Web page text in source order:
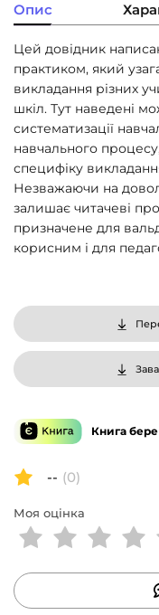
Опис
Цей довідник
практиком, який
викладання різних
шкіл. Тут наведені
систематизації
навчального
специфіку
Незважаючи на
залишає читачеві
призначене для
корисним і для
Книга бере
-- (0)
Моя оцінка